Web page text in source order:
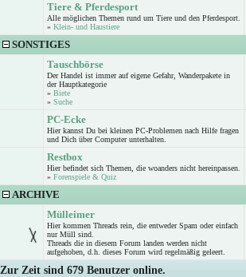
Tiere & Pferdesport
Alle möglichen Themen rund um Tiere und den Pferdesport.
» Klein- und Haustiere
SONSTIGES
Tauschbörse
Der Handel ist immer auf eigene Gefahr, Wanderpakete in
der Hauptkategorie
» Biete
» Suche
PC-Ecke
Hier kannst Du bei kleinen PC-Problemen nach Hilfe fragen
und Dich über Computer unterhalten.
Restbox
Hier befindet sich Themen, die woanders nicht hereinpassen.
» Forenspiele & Quiz
ARCHIVE
Mülleimer
Hier kommen Threads rein, die entweder Spam oder einfach
nur Müll sind.
Threads die in diesem Forum landen werden nicht
aufgehoben, d.h. dieses Forum wird regelmäßig geleert.
Zur Zeit sind 679 Benutzer online.